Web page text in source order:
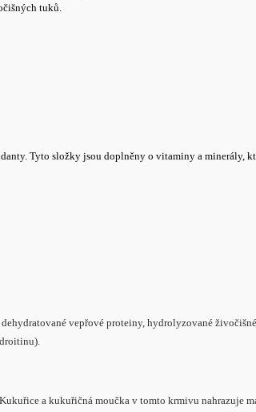
tuků.
Tyto složky jsou doplněny o vitaminy a minerály,
vepřové proteiny, hydrolyzované
a kukuřičná moučka v tomto krmivu nahrazuje